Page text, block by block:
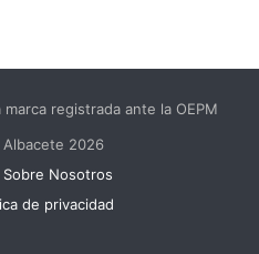
registrada ante la OEPM
Albacete 2026
Sobre Nosotros
de privacidad